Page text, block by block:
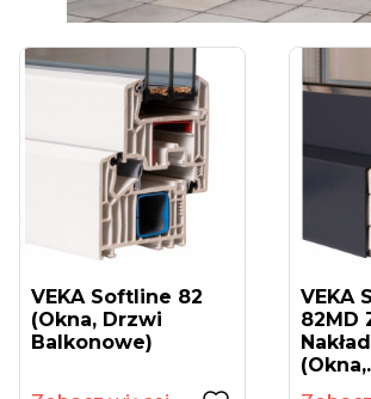
VEKA Softline 82
(okna, Drzwi
Balkonowe)
VEKA
82MD